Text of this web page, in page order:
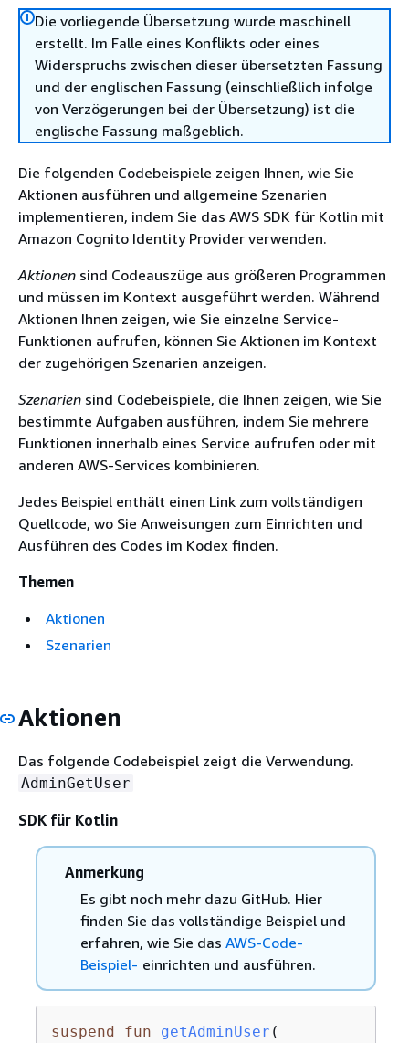
Die vorliegende Übersetzung wurde maschinell
erstellt. Im Falle eines Konflikts oder eines
Widerspruchs zwischen dieser übersetzten Fassung
und der englischen Fassung (einschließlich infolge
von Verzögerungen bei der Übersetzung) ist die
englische Fassung maßgeblich.
Die folgenden Codebeispiele zeigen Ihnen, wie Sie
Aktionen ausführen und allgemeine Szenarien
implementieren, indem Sie das AWS SDK für Kotlin mit
Amazon Cognito Identity Provider verwenden.
Aktionen sind Codeauszüge aus größeren Programmen
und müssen im Kontext ausgeführt werden. Während
Aktionen Ihnen zeigen, wie Sie einzelne Service-
Funktionen aufrufen, können Sie Aktionen im Kontext
der zugehörigen Szenarien anzeigen.
Szenarien sind Codebeispiele, die Ihnen zeigen, wie Sie
bestimmte Aufgaben ausführen, indem Sie mehrere
Funktionen innerhalb eines Service aufrufen oder mit
anderen AWS-Services kombinieren.
Jedes Beispiel enthält einen Link zum vollständigen
Quellcode, wo Sie Anweisungen zum Einrichten und
Ausführen des Codes im Kodex finden.
Themen
Aktionen
Szenarien
Aktionen
Das folgende Codebeispiel zeigt die Verwendung.
AdminGetUser
SDK für Kotlin
Anmerkung
Es gibt noch mehr dazu GitHub. Hier
finden Sie das vollständige Beispiel und
erfahren, wie Sie das AWS-Code-
Beispiel- einrichten und ausführen.
suspend fun getAdminUser (